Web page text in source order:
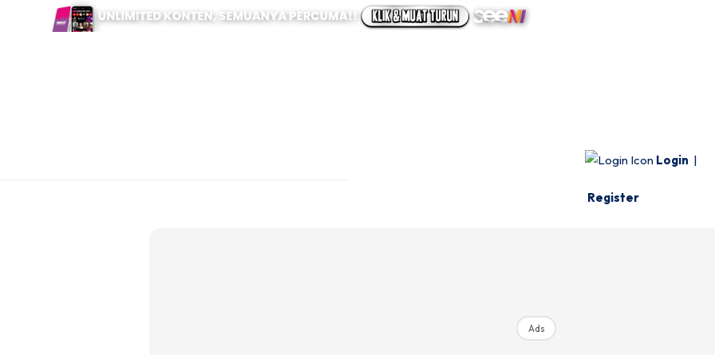
Login |
Register
Ads